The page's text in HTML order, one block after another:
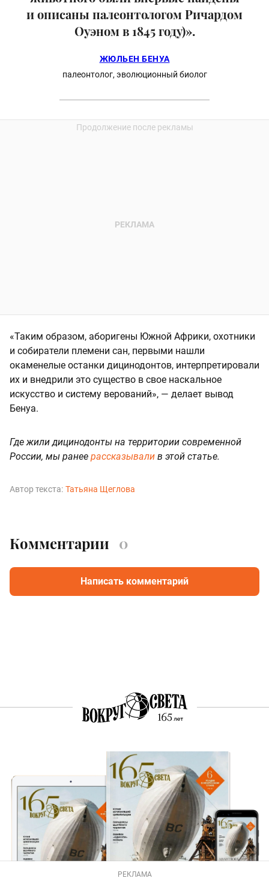
и описаны палеонтологом Ричардом
Оуэном в 1845 году)».
ЖЮЛЬЕН БЕНУА
палеонтолог, эволюционный биолог
«Таким образом, аборигены Южной Африки, охотники
и собиратели племени сан, первыми нашли
окаменелые останки дицинодонтов, интерпретировали
их и внедрили это существо в свое наскальное
искусство и систему верований», — делает вывод
Бенуа.
Где жили дицинодонты на территории современной
России, мы ранее рассказывали в этой статье.
Автор текста: Татьяна Щеглова
Комментарии 0
Написать комментарий
РЕКЛАМА